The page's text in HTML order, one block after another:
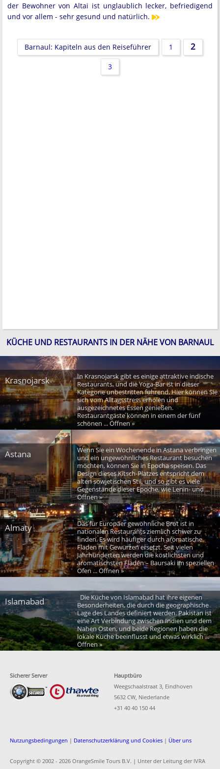
der Bewohner von Altai ist unglaublich lecker, befriedigend
und vor allem - sehr gesund und natürlich.
Barnaul: Kapiteln aus den Reiseführer 1 2
3
KÜCHE UND RESTAURANTS IN DER NÄHE VON BARNAUL
Krasnojarsk
In Krasnojarsk gibt es einige attraktive indische
Restaurants, und die Yoga-Bar ist in dieser
Kategorie unbestritten führend. Hier können Sie
sich vom Alltagsstress erholen und
ausgezeichnetes Essen genießen.
Restaurantgäste können in einem der fünf
schönen ... Öffnen »
Astana
Wenn Sie ein Wochenende in Astana verbringen
und ein ungewöhnliches Restaurant besuchen
möchten, können Sie in Epocha speisen. Das
Design dieses Kitsch-Platzes entspricht dem
alten sowjetischen Stil, und so gibt es viele
Gegenstände dieser Epoche, wie Lenin- und ...
Öffnen »
Almaty
Das für Europäer gewöhnliche Brot ist in
nationalen Restaurants ziemlich schwer zu
finden. Es wird häufiger durch aromatische
Fladen mit Gewürzen ersetzt. Seit vielen
Jahrhunderten werden die köstlichsten und
aromatischsten Fladen – Baursaki im speziellen
Ofen ... Öffnen »
Islamabad
Die Küche von Islamabad hat ihre eigenen
Besonderheiten, die durch die geographische
Lage des Landes definiert werden. Pakistan ist
eine Art Verbindung zwischen Indien und dem
Nahen Osten, und beide Regionen haben die
lokale Küche beeinflusst und etwas wirklich ...
Öffnen »
Sicherer Server
Hauptbüro
Weegschaalstraat 3, Eindhoven
5632 CW, Niederlande
+31 40 40 150 44
Nutzungsbedingungen | Datenschutzerklärung und Cookies | Über uns
Copyright © 2002 - 2026 OrangeSmile Tours B.V. | Unter der Leitung der IVRA